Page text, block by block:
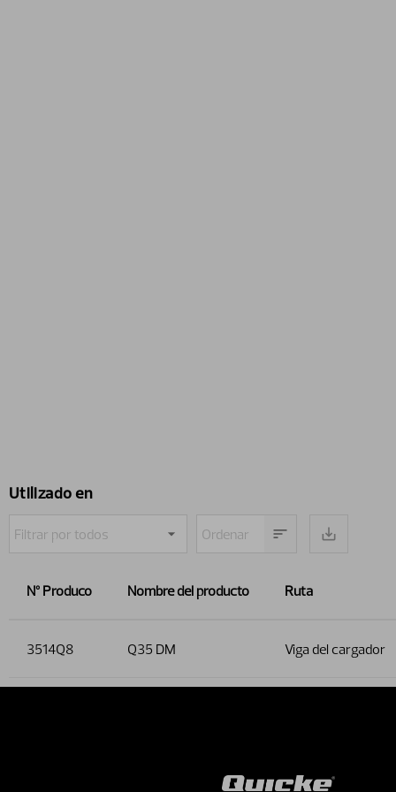
Utilizado en
Nº Produco Nombre del producto Ruta
3514Q8 Q35 DM Viga del cargador